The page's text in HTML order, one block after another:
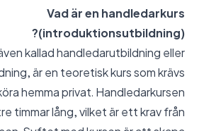
Vad är en handledarkurs
(introduktionsutbildning)?
kallad handledarutbildning eller
är en teoretisk kurs som krävs
hemma privat. Handledarkursen
timmar lång, vilket är ett krav från